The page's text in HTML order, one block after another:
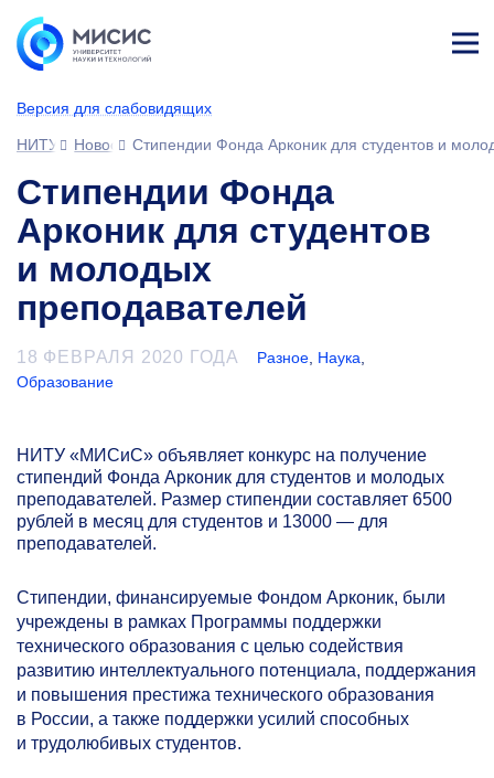
Версия для слабовидящих
ине
НИТУ МИСИС
НовостиСтипендии Фонда Арконик для студентов и
Стипендии Фонда
Арконик для студентов
и молодых
преподавателей
18 ФЕВРАЛЯ 2020 ГОДА Разное Наука
Образование
НИТУ «МИСиС» объявляет конкурс на получение
стипендий Фонда Арконик для студентов и молодых
преподавателей. Размер стипендии составляет 6500
рублей в месяц для студентов и 13000 — для
преподавателей.
Стипендии, финансируемые Фондом Арконик, были
учреждены в рамках Программы поддержки
технического образования с целью содействия
развитию интеллектуального потенциала, поддержания
и повышения престижа технического образования
в России, а также поддержки усилий способных
и трудолюбивых студентов.